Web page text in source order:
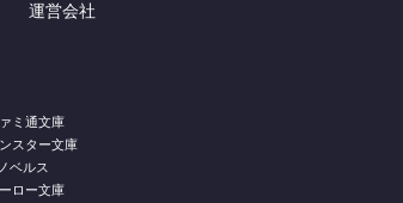
運営会社
ミ通文庫
スター文庫
ベルス
ロー文庫